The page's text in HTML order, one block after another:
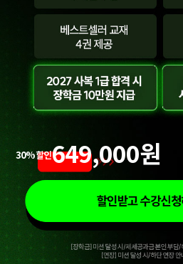
30% 할인649,000원